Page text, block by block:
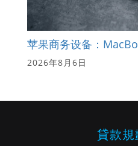
苹果商务设备：
2026年8月6日
貸款規